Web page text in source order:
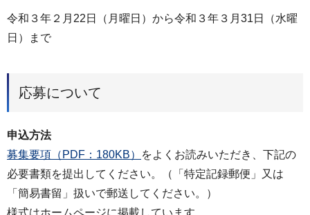
令和３年２⽉22⽇（月曜日）から令和３年３⽉31⽇（水曜
日）まで
応募について
申込方法
募集要項（PDF：180KB）
をよくお読みいただき、下記の
必要書類を提出してください。（「特定記録郵便」又は
「簡易書留」扱いで郵送してください。）
様式はホームページに掲載しています。